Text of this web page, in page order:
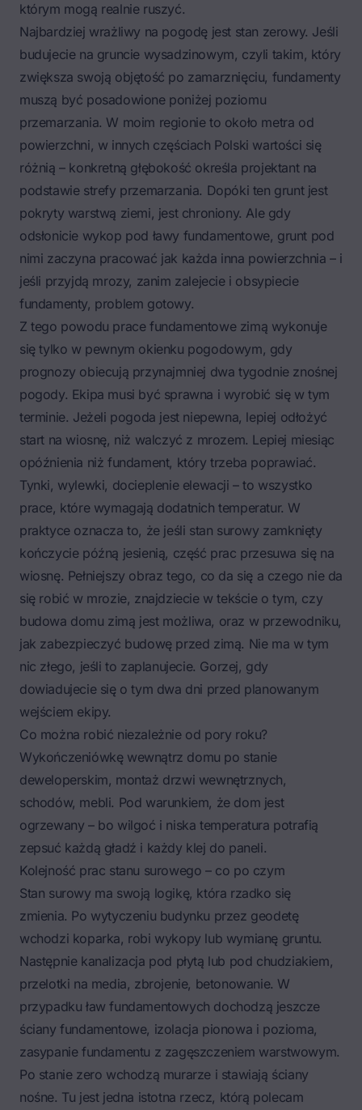
którym mogą realnie ruszyć.
Najbardziej wrażliwy na pogodę jest stan zerowy. Jeśli
budujecie na gruncie wysadzinowym, czyli takim, który
zwiększa swoją objętość po zamarznięciu, fundamenty
muszą być posadowione poniżej poziomu
przemarzania. W moim regionie to około metra od
powierzchni, w innych częściach Polski wartości się
różnią – konkretną głębokość określa projektant na
podstawie strefy przemarzania. Dopóki ten grunt jest
pokryty warstwą ziemi, jest chroniony. Ale gdy
odsłonicie wykop pod ławy fundamentowe, grunt pod
nimi zaczyna pracować jak każda inna powierzchnia – i
jeśli przyjdą mrozy, zanim zalejecie i obsypiecie
fundamenty, problem gotowy.
Z tego powodu prace fundamentowe zimą wykonuje
się tylko w pewnym okienku pogodowym, gdy
prognozy obiecują przynajmniej dwa tygodnie znośnej
pogody. Ekipa musi być sprawna i wyrobić się w tym
terminie. Jeżeli pogoda jest niepewna, lepiej odłożyć
start na wiosnę, niż walczyć z mrozem. Lepiej miesiąc
opóźnienia niż fundament, który trzeba poprawiać.
Tynki, wylewki, docieplenie elewacji – to wszystko
prace, które wymagają dodatnich temperatur. W
praktyce oznacza to, że jeśli stan surowy zamknięty
kończycie późną jesienią, część prac przesuwa się na
wiosnę. Pełniejszy obraz tego, co da się a czego nie da
się robić w mrozie, znajdziecie w tekście o tym, czy
budowa domu zimą jest możliwa, oraz w przewodniku,
jak zabezpieczyć budowę przed zimą. Nie ma w tym
nic złego, jeśli to zaplanujecie. Gorzej, gdy
dowiadujecie się o tym dwa dni przed planowanym
wejściem ekipy.
Co można robić niezależnie od pory roku?
Wykończeniówkę wewnątrz domu po stanie
deweloperskim, montaż drzwi wewnętrznych,
schodów, mebli. Pod warunkiem, że dom jest
ogrzewany – bo wilgoć i niska temperatura potrafią
zepsuć każdą gładź i każdy klej do paneli.
Kolejność prac stanu surowego – co po czym
Stan surowy ma swoją logikę, która rzadko się
zmienia. Po wytyczeniu budynku przez geodetę
wchodzi koparka, robi wykopy lub wymianę gruntu.
Następnie kanalizacja pod płytą lub pod chudziakiem,
przelotki na media, zbrojenie, betonowanie. W
przypadku ław fundamentowych dochodzą jeszcze
ściany fundamentowe, izolacja pionowa i pozioma,
zasypanie fundamentu z zagęszczeniem warstwowym.
Po stanie zero wchodzą murarze i stawiają ściany
nośne. Tu jest jedna istotna rzecz, którą polecam